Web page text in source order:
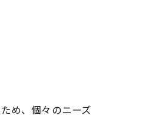
め、個々のニーズ